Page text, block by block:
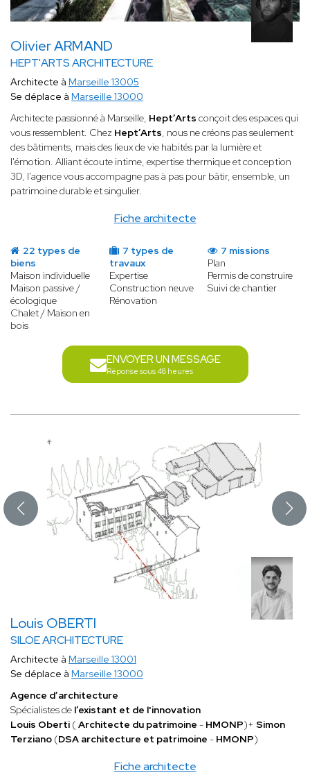
Olivier ARMAND
HEPT'ARTS ARCHITECTURE
Fiche architecte
Architecte à Marseille 13005
Se déplace à Marseille 13000
Architecte passionné à Marseille, Hept’Arts conçoit des espaces qui
vous ressemblent. Chez Hept’Arts, nous ne créons pas seulement
des bâtiments, mais des lieux de vie habités par la lumière et
l'émotion. Alliant écoute intime, expertise thermique et conception
3D, l'agence vous accompagne pas à pas pour bâtir, ensemble, un
patrimoine durable et singulier.
22 types de
biens
Maison individuelle
Maison passive /
écologique
Chalet / Maison en
bois
7 types de
travaux
Expertise
Construction neuve
Rénovation
7 missions
Plan
Permis de construire
Suivi de chantier
ENVOYER UN MESSAGE
Réponse sous 48 heures
Louis OBERTI
SILOE ARCHITECTURE
Fiche architecte
Architecte à Marseille 13001
Se déplace à Marseille 13000
Agence d’architecture
Spécialistes de l’existant et de l'innovation
Louis Oberti ( Architecte du patrimoine - HMONP)+ Simon
Terziano (DSA architecture et patrimoine - HMONP)